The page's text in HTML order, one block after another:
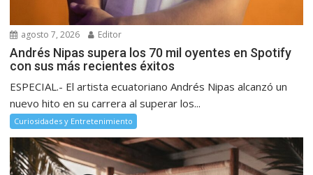
agosto 7, 2026 Editor
Andrés Nipas supera los 70 mil oyentes en Spotify
con sus más recientes éxitos
ESPECIAL.- El artista ecuatoriano Andrés Nipas alcanzó un
nuevo hito en su carrera al superar los...
Curiosidades y Entretenimiento